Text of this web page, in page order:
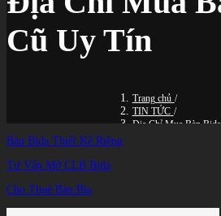
Cũ Uy Tín
Trang chủ /
TIN TỨC /
Địa Chỉ Mua Bàn
Bàn Bida Thiết Kế Riêng
Tư Vấn Mở CLB Bida
Cho Thuê Bàn Bia